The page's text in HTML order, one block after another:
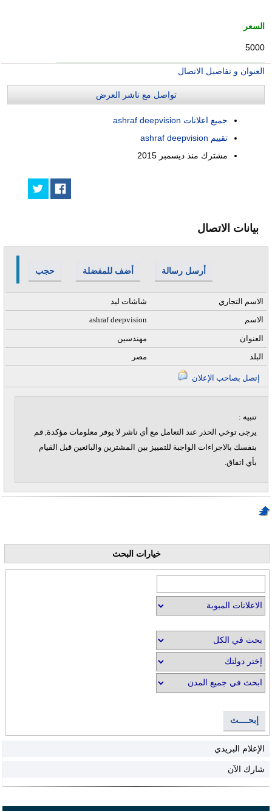
السعر
5000
العنوان و تفاصيل الاتصال
تواصل مع ناشر العرض
جميع اعلانات ashraf deepvision
تقييم ashraf deepvision
مشترك منذديسمبر 2015
بيانات الاتصال
حجب أضف للمفضلة أرسل رسالة
شاشات ليد
الاسم التجاري
ashraf deepvision
الاسم
مهندسين
العنوان
مصر
البلد
تنبيه :
يرجى توخي الحذر عند التعامل مع أي ناشر لا يوفر معلومات مؤكدة, قم
بنفسك بالاجراءات الواجبة للتمييز بين المشترين والبائعين قبل القيام
بأي اتفاق.
خيارات البحث
إبحــــث
الإعلام البريدي
شارك الآن